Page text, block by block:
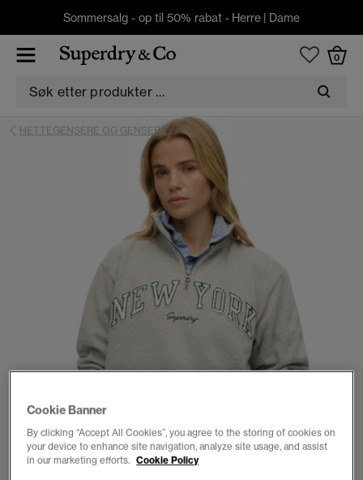
Sommersalg - op til 50% rabat - Herre | Dame
0
HETTEGENSERE OG GENSERE
Cookie Banner
By clicking “Accept All Cookies”, you agree to the storing of cookies on
your device to enhance site navigation, analyze site usage, and assist
in our marketing efforts. Cookie Policy